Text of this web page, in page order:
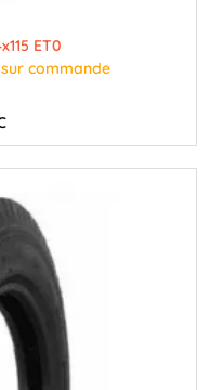
ET0
commande